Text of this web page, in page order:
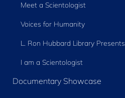
Meet a Scientologist
Voices for Humanity
L. Ron Hubbard Library Presents
I am a Scientologist
Documentary Showcase